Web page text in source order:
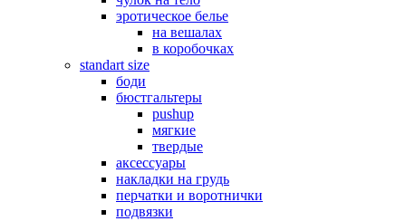
эротическое белье
на вешалах
в коробочках
standart size
боди
бюстгальтеры
pushup
мягкие
твердые
аксессуары
накладки на грудь
перчатки и воротнички
подвязки